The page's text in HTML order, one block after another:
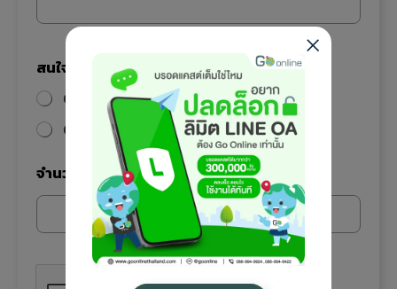
พ
สนใจสมัคร Package Canva*
Canva Pro
Canva Business
จำนวน License*